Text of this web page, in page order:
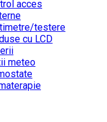
acces
testere
cu LCD
meteo